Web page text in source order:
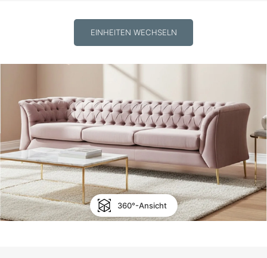
EINHEITEN WECHSELN
360°-Ansicht